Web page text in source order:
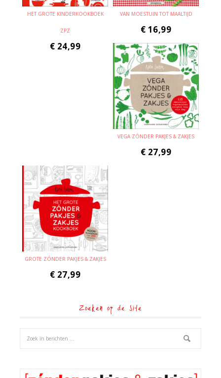
HET GROTE KINDERKOOKBOEK
ZPZ
€ 24,99
VAN MOESTUIN TOT MAALTIJD
€ 16,99
VEGA ZÓNDER PAKJES & ZAKJES
€ 27,99
GROTE ZÓNDER PAKJES & ZAKJES
€ 27,99
Zoeken op de site